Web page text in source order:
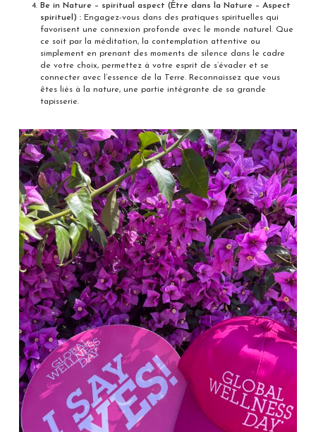
Be in Nature – spiritual aspect (Être dans la Nature – Aspect
spirituel) :Engagez-vous dans des pratiques spirituelles qui
favorisent une connexion profonde avec le monde naturel. Que
ce soit par la méditation, la contemplation attentive ou
simplement en prenant des moments de silence dans le cadre
de votre choix, permettez à votre esprit de s’évader et se
connecter avec l’essence de la Terre. Reconnaissez que vous
êtes liés à la nature, une partie intégrante de sa grande
tapisserie.